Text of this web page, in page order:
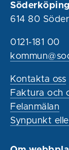
614 80
0121-181 00
Kontakta oss
Faktura och
Felanmälan
Synpunkt